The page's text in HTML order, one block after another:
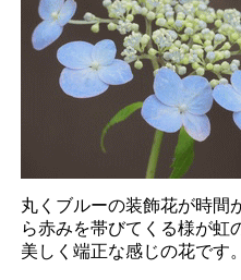
丸くブルーの装飾花が時間
ら赤みを帯びてくる様が虹
美しく端正な感じの花です。